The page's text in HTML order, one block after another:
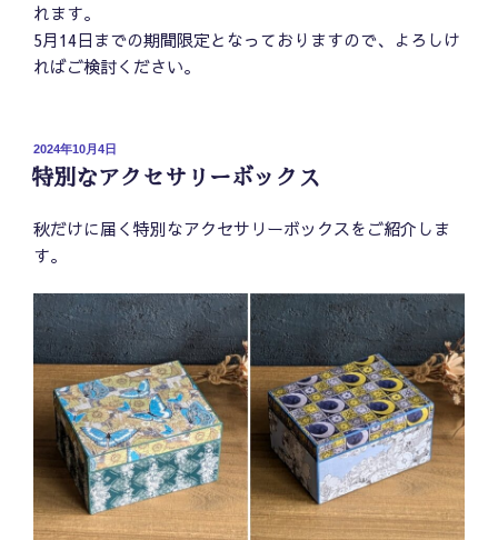
れます。
5月14日までの期間限定となっておりますので、よろしけ
ればご検討ください。
投
稿
日:
2024年10月4日
特別なアクセサリーボックス
秋だけに届く特別なアクセサリーボックスをご紹介しま
す。